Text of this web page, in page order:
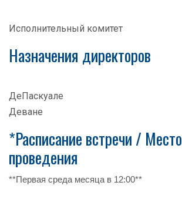
Исполнительный комитет
Назначения директоров
ДеПаскуале
Деване
*Расписание встречи / Место
проведения
**Первая среда месяца в 12:00**